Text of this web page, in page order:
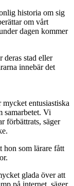
historia om sig
om vårt
dagen kommer
deras stad eller
innebär det
entusiastiska
samarbetet. Vi
förbättrats, säger
hon som lärare fått
glada över att
på internet, säger